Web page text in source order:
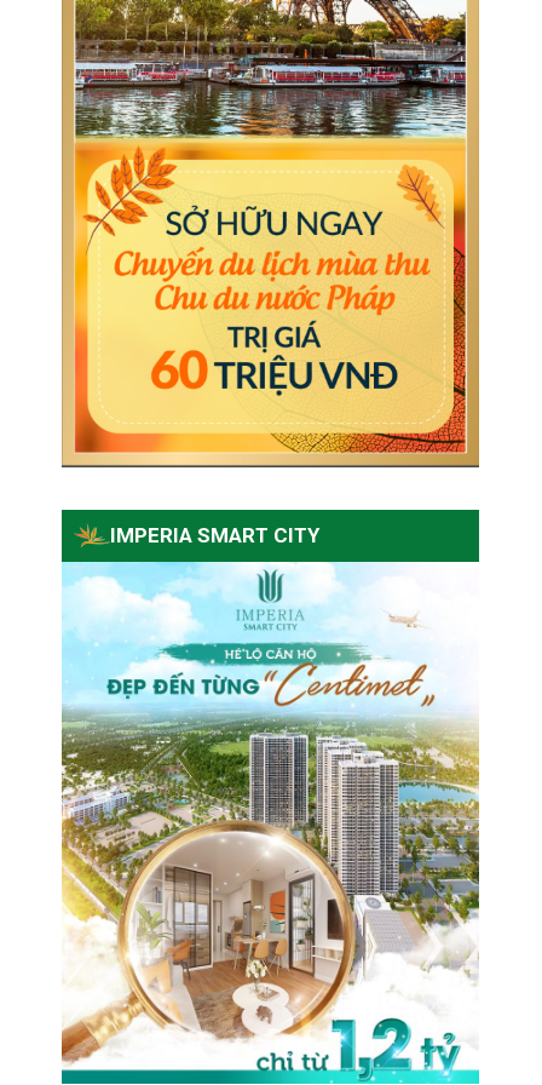
IMPERIA SMART CITY